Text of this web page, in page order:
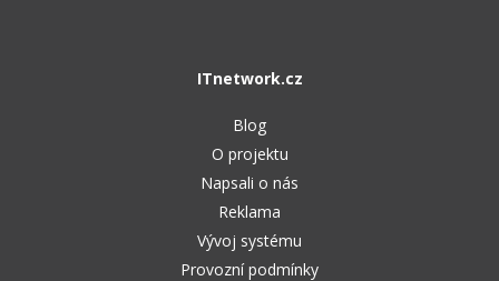
ITnetwork.cz
Blog
O projektu
Napsali o nás
Reklama
Vývoj systému
Provozní podmínky